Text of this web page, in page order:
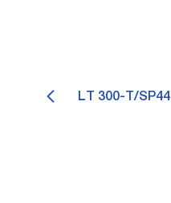
LT 300-T/SP44